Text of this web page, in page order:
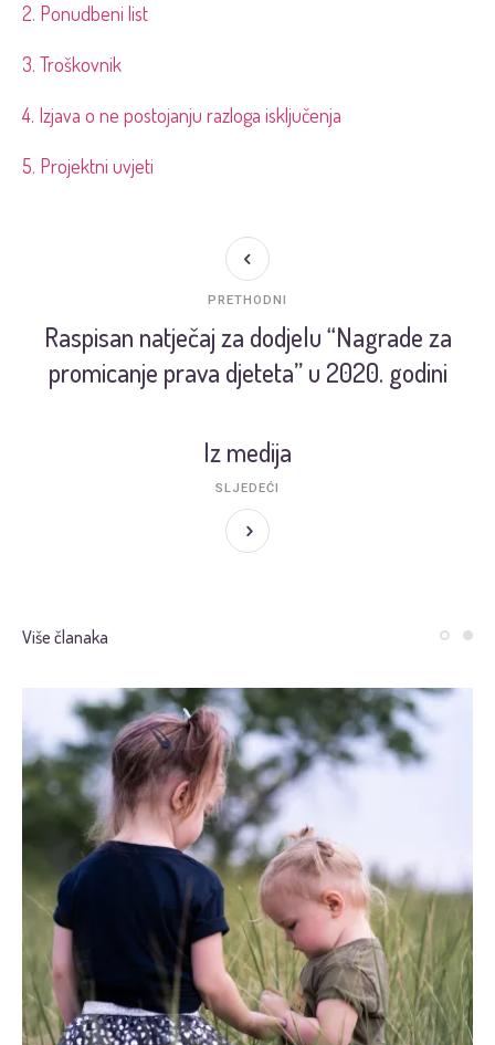
2. Ponudbeni list
3. Troškovnik
4. Izjava o ne postojanju razloga isključenja
5. Projektni uvjeti
Raspisan natječaj za dodjelu “Nagrade za
promicanje prava djeteta” u 2020. godini
PRETHODNI
Iz medija
SLJEDEĆI
Više članaka